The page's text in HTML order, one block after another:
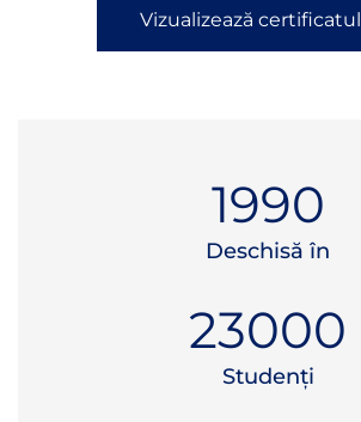
Vizualizează certificatul
1990
Deschisă în
23000
Studenți